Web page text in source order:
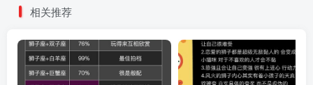
相关推荐